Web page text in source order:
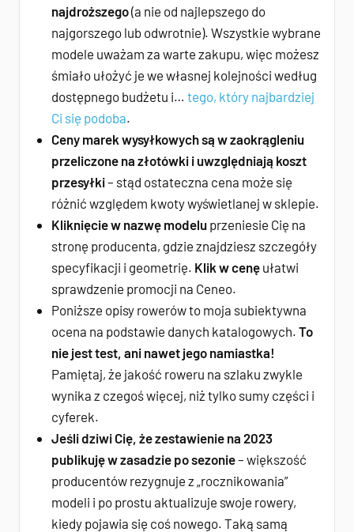
najdroższego(a nie od najlepszego do
najgorszego lub odwrotnie). Wszystkie wybrane
modele uważam za warte zakupu, więc możesz
śmiało ułożyć je we własnej kolejności według
dostępnego budżetu i… tego, który najbardziej
Ci się podoba.
Ceny marek wysyłkowych są w zaokrągleniu
przeliczone na złotówki i uwzględniają koszt
przesyłki– stąd ostateczna cena może się
różnić względem kwoty wyświetlanej w sklepie.
Kliknięcie w nazwę modelu przeniesie Cię na
stronę producenta, gdzie znajdziesz szczegóły
specyfikacji i geometrię. Klik w cenę ułatwi
sprawdzenie promocji na Ceneo.
Poniższe opisy rowerów to moja subiektywna
ocena na podstawie danych katalogowych. To
nie jest test, ani nawet jego namiastka!
Pamiętaj, że jakość roweru na szlaku zwykle
wynika z czegoś więcej, niż tylko sumy części i
cyferek.
Jeśli dziwi Cię, że zestawienie na 2023
publikuję w zasadzie po sezonie– większość
producentów rezygnuje z „rocznikowania”
modeli i po prostu aktualizuje swoje rowery,
kiedy pojawia się coś nowego. Taką samą